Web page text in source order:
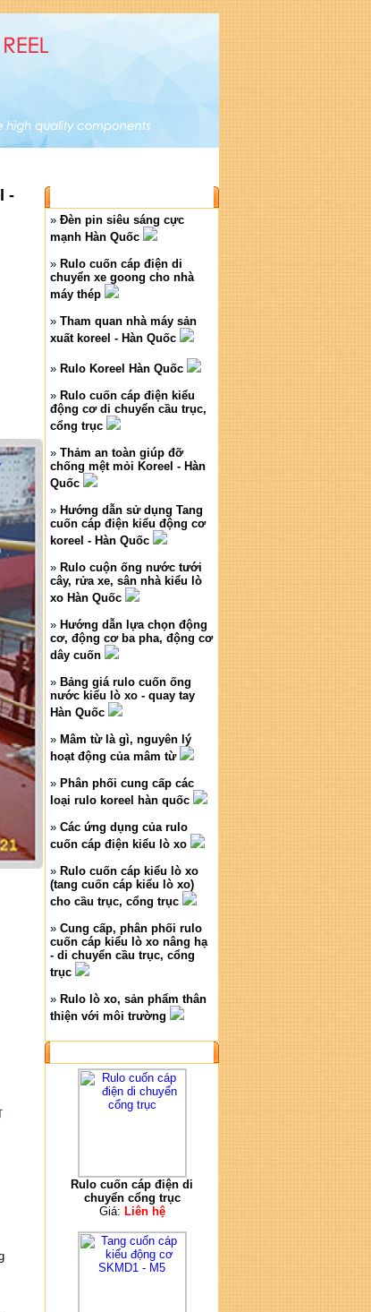
-
» Đèn pin siêu sáng cực
mạnh Hàn Quốc
» Rulo cuốn cáp điện di
chuyển xe goong cho nhà
máy thép
» Tham quan nhà máy sản
xuất koreel - Hàn Quốc
» Rulo Koreel Hàn Quốc
» Rulo cuốn cáp điện kiểu
động cơ di chuyển cầu trục,
cổng trục
» Thảm an toàn giúp đỡ
chống mệt mỏi Koreel - Hàn
Quốc
» Hướng dẫn sử dụng Tang
cuốn cáp điện kiểu động cơ
koreel - Hàn Quốc
» Rulo cuộn ống nước tưới
cây, rửa xe, sân nhà kiểu lò
xo Hàn Quốc
» Hướng dẫn lựa chọn động
cơ, động cơ ba pha, động cơ
dây cuốn
» Bảng giá rulo cuốn ống
nước kiểu lò xo - quay tay
Hàn Quốc
» Mâm từ là gì, nguyên lý
hoạt động của mâm từ
» Phân phối cung cấp các
loại rulo koreel hàn quốc
» Các ứng dụng của rulo
cuốn cáp điện kiểu lò xo
» Rulo cuốn cáp kiểu lò xo
(tang cuốn cáp kiểu lò xo)
cho cầu trục, cổng trục
» Cung cấp, phân phối rulo
cuốn cáp kiểu lò xo nâng hạ
- di chuyển cầu trục, cổng
trục
» Rulo lò xo, sản phẩm thân
thiện với môi trường
Rulo cuốn cáp điện di
chuyển cổng trục
Giá: Liên hệ